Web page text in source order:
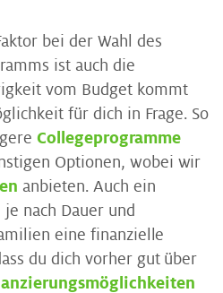
bei der Wahl des
ist auch die
vom Budget kommt
für dich in Frage. So
Collegeprogramme
Optionen, wobei wir
anbieten. Auch ein
nach Dauer und
eine finanzielle
du dich vorher gut über